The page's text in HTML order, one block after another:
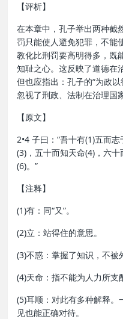
【评析】
在本章中，孔子举出两种截
罚只能使人避免犯罪，不能
教化比刑罚要高明得多，既
知耻之心。这反映了道德在
但也应指出：孔子的“为政
忽视了刑政、法制在治理国
【原文】
2•4 子曰：“吾十有(1)五而
(3)，五十而知天命(4)，六
(6)。”
【注释】
(1)有：同“又”。
(2)立：站得住的意思。
(3)不惑：掌握了知识，不被
(4)天命：指不能为人力所支
(5)耳顺：对此有多种解释
见也能正确对待。